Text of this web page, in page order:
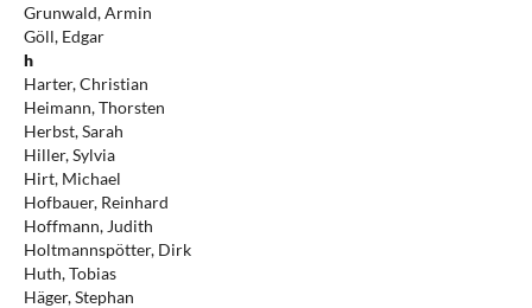
Grunwald, Armin
Göll, Edgar
h
Harter, Christian
Heimann, Thorsten
Herbst, Sarah
Hiller, Sylvia
Hirt, Michael
Hofbauer, Reinhard
Hoffmann, Judith
Holtmannspötter, Dirk
Huth, Tobias
Häger, Stephan